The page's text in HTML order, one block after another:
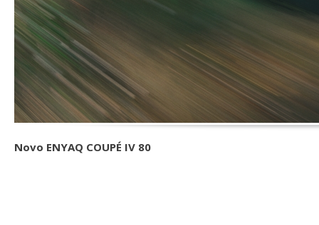
Novo ENYAQ COUPÉ IV 80